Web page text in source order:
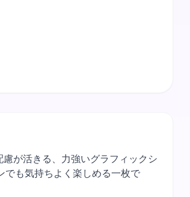
が活きる、力強いグラフィックシ
でも気持ちよく楽しめる一枚で